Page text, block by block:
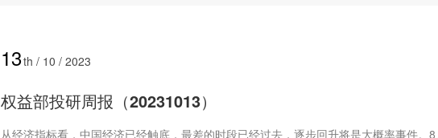
13th / 10 / 2023
权益部投研周报（20231013）
从经济指标看，中国经济已经触底，最差的时段已经过去，逐步回升将是大概率事件